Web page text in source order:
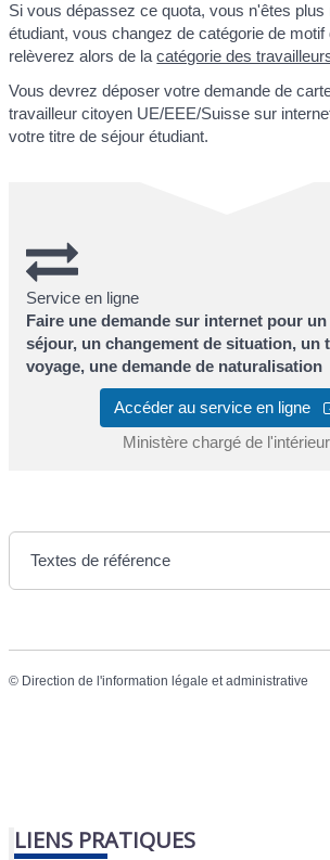
Si vous dépassez ce quota, vous n'êtes plus
étudiant, vous changez de catégorie de motif
relèverez alors de lacatégorie des
Vous devrez déposer votre demande de
travailleur citoyen UE/EEE/Suisse sur
votre titre de séjour étudiant.
Service en ligne
Faire une demande sur internet pour
séjour, un changement de situation, un
voyage, une demande de naturalisation
Accéder au service en ligne
Ministère chargé de l'intérieur
Textes de référence
© Direction de l'information légale et administrative
LIENS PRATIQUES